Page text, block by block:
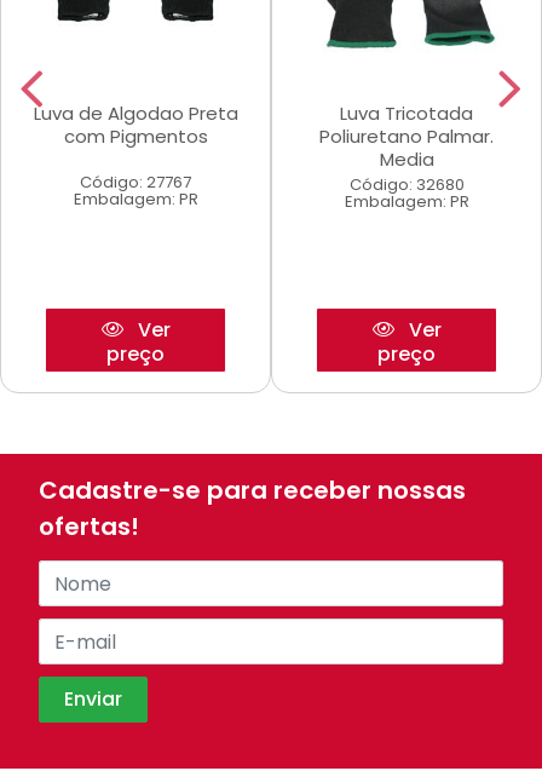
Luva de Algodao Preta
com Pigmentos
Código: 27767
Embalagem: PR
Ver
preço
Luva Tricotada
Poliuretano Palmar.
Media
Código: 32680
Embalagem: PR
Ver
preço
Cadastre-se para receber nossas
ofertas!